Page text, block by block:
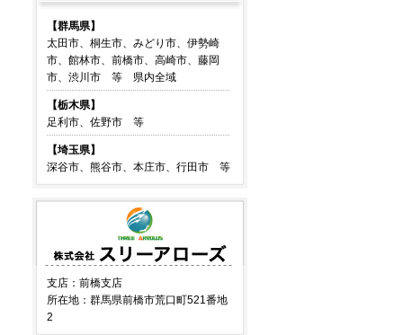
【群馬県】
太田市、桐生市、みどり市、伊勢崎
市、館林市、前橋市、高崎市、藤岡
市、渋川市 等 県内全域
【栃木県】
足利市、佐野市 等
【埼玉県】
深谷市、熊谷市、本庄市、行田市 等
支店：前橋支店
所在地：群馬県前橋市荒口町521番地
2